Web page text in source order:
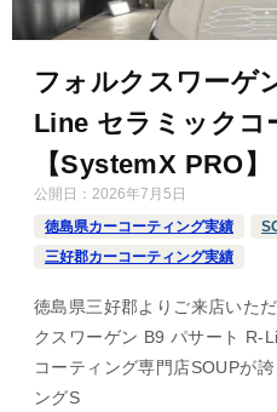
フォルクスワーゲ
Line セラミックコ
【SystemX PRO】
公開日： 2026年7月5日
徳島県カーコーティング実績
三好郡カーコーティング実績
徳島県三好郡よりご来店いた
クスワーゲン B9 パサート R-
コーティング専門店SOUPが
ングS